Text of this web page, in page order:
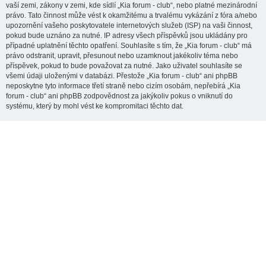
vaší zemi, zákony v zemi, kde sídlí „Kia forum - club“, nebo platné mezinárodní
právo. Tato činnost může vést k okamžitému a trvalému vykázání z fóra a/nebo
upozornění vašeho poskytovatele internetových služeb (ISP) na vaši činnost,
pokud bude uznáno za nutné. IP adresy všech příspěvků jsou ukládány pro
případné uplatnění těchto opatření. Souhlasíte s tím, že „Kia forum - club“ má
právo odstranit, upravit, přesunout nebo uzamknout jakékoliv téma nebo
příspěvek, pokud to bude považovat za nutné. Jako uživatel souhlasíte se
všemi údaji uloženými v databázi. Přestože „Kia forum - club“ ani phpBB
neposkytne tyto informace třetí straně nebo cizím osobám, nepřebírá „Kia
forum - club“ ani phpBB zodpovědnost za jakýkoliv pokus o vniknutí do
systému, který by mohl vést ke kompromitaci těchto dat.